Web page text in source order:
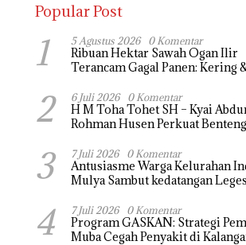
Popular Post
1 5 Agustus 2026 0 Komentar
Ribuan Hektar Sawah Ogan Ilir
Terancam Gagal Panen: Kering
2 6 Juli 2026 0 Komentar
H M Toha Tohet SH – Kyai
Rohman Husen Perkuat Benteng
3 7 Juli 2026 0 Komentar
Antusiasme Warga Kelurahan
Mulya Sambut kedatangan
dengan Harapan dapat di
4 7 Juli 2026 0 Komentar
Program GASKAN: Strategi
Muba Cegah Penyakit di